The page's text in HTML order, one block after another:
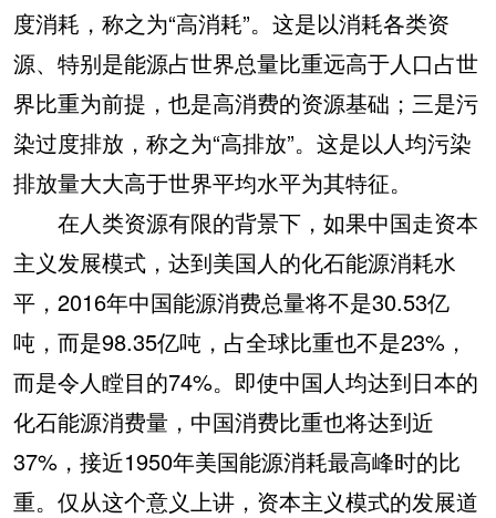
度消耗，称之为“高消耗”。这是以消耗各类资
源、特别是能源占世界总量比重远高于人口占世
界比重为前提，也是高消费的资源基础；三是污
染过度排放，称之为“高排放”。这是以人均污染
排放量大大高于世界平均水平为其特征。
在人类资源有限的背景下，如果中国走资本
主义发展模式，达到美国人的化石能源消耗水
平，2016年中国能源消费总量将不是30.53亿
吨，而是98.35亿吨，占全球比重也不是23%，
而是令人瞠目的74%。即使中国人均达到日本的
化石能源消费量，中国消费比重也将达到近
37%，接近1950年美国能源消耗最高峰时的比
重。仅从这个意义上讲，资本主义模式的发展道